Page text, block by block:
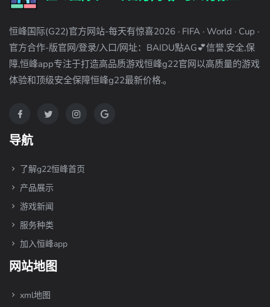
恒峰国际(G22)官方网站-每天有惊喜2026 · FIFA · World · Cup ·
官方合作-版官网/登录/入口/网址：BAIDU點AG💕信誉,安全,保
障,恒峰app专注于打造高品质游戏恒峰g22官网以高质量的游戏
体验和顶级安全保障恒峰g22最新价格.。
导航
了解g22恒峰首页
产品展示
游戏新闻
服务种类
加入恒峰app
网站地图
xml地图